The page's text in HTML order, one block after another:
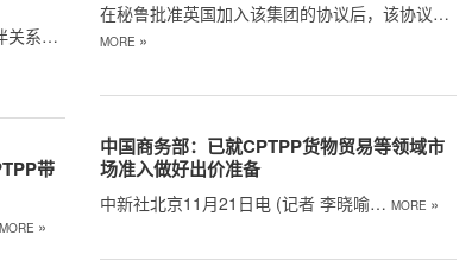
关系…
在秘鲁批准英国加入该集团的协议后，该协议…
MORE »
中国商务部：已就CPTPP货物贸易等领域市
场准入做好出价准备
中新社北京11月21日电 (记者 李晓喻…MORE »
带
MORE »